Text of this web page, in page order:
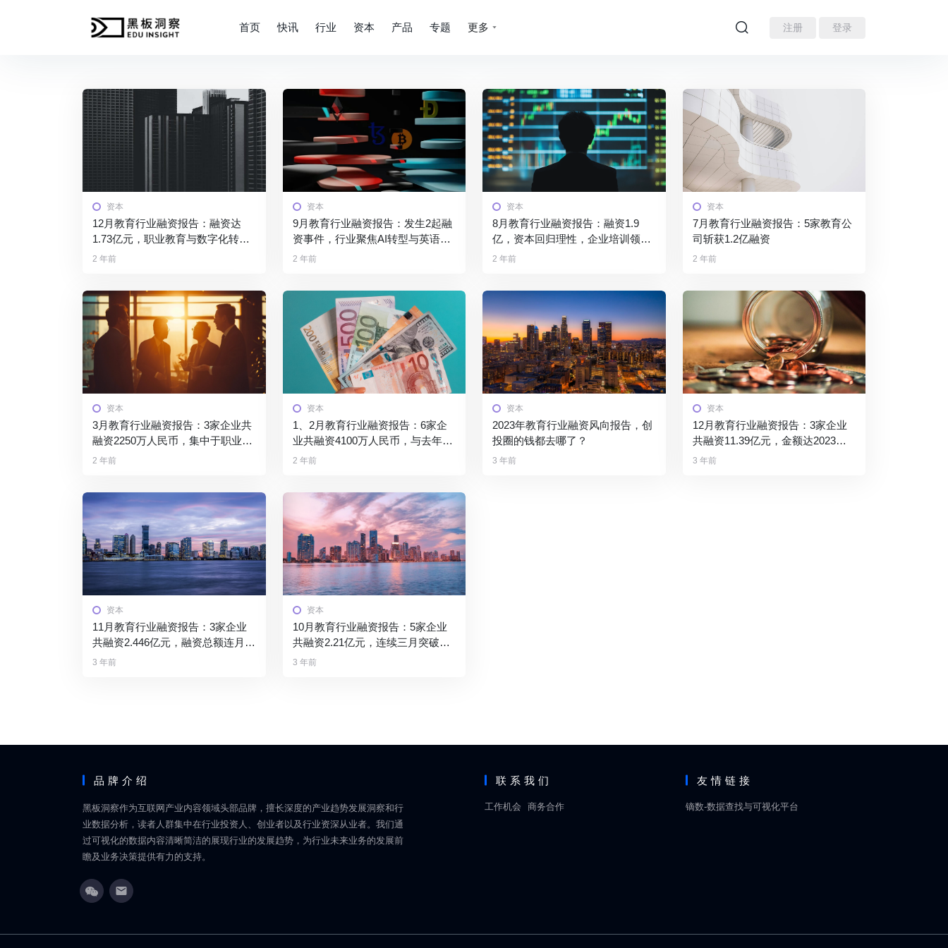
注册 登录
首页 快讯 行业 资本 产品 专题 更多
资本
12月教育行业融资报告：融资达
1.73亿元，职业教育与数字化转型
成焦点
2 年前
资本
9月教育行业融资报告：发生2起融
资事件，行业聚焦AI转型与英语学
习工具创新
2 年前
资本
8月教育行业融资报告：融资1.9
亿，资本回归理性，企业培训领
跑？
2 年前
资本
7月教育行业融资报告：5家教育公
司斩获1.2亿融资
2 年前
资本
3月教育行业融资报告：3家企业共
融资2250万人民币，集中于职业教
育赛道
2 年前
资本
1、2月教育行业融资报告：6家企
业共融资4100万人民币，与去年同
期相比资本活跃度降低
2 年前
资本
2023年教育行业融资风向报告，创
投圈的钱都去哪了？
3 年前
资本
12月教育行业融资报告：3家企业
共融资11.39亿元，金额达2023年
各月之最
3 年前
资本
11月教育行业融资报告：3家企业
共融资2.446亿元，融资总额连月上
涨
3 年前
资本
10月教育行业融资报告：5家企业
共融资2.21亿元，连续三月突破亿
元大关
3 年前
品牌介绍
黑板洞察作为互联网产业内容领域头部品牌，擅长深度的产业趋势发展洞察和行
业数据分析，读者人群集中在行业投资人、创业者以及行业资深从业者。我们通
过可视化的数据内容清晰简洁的展现行业的发展趋势，为行业未来业务的发展前
瞻及业务决策提供有力的支持。
联系我们
工作机会 商务合作
友情链接
镝数-数据查找与可视化平台